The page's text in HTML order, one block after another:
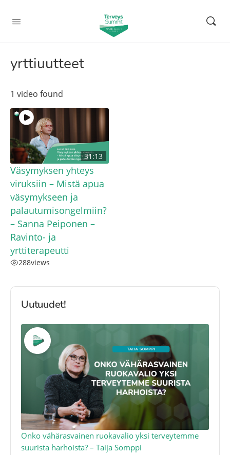
yrttiuutteet
1 video found
31:13
Väsymyksen yhteys
viruksiin – Mistä apua
väsymykseen ja
palautumisongelmiin?
– Sanna Peiponen –
Ravinto- ja
yrttiterapeutti
288views
Uutuudet!
Onko vähärasvainen ruokavalio yksi terveytemme
suurista harhoista? – Taija Somppi